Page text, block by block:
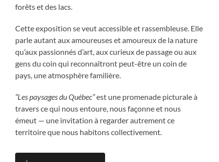
forêts et des lacs.
Cette exposition se veut accessible et rassembleuse. Elle
parle autant aux amoureuses et amoureux de la nature
qu’aux passionnés d’art, aux curieux de passage ou aux
gens du coin qui reconnaîtront peut-être un coin de
pays, une atmosphère familière.
“Les paysages du Québec”est une promenade picturale à
travers ce qui nous entoure, nous façonne et nous
émeut — une invitation à regarder autrement ce
territoire que nous habitons collectivement.